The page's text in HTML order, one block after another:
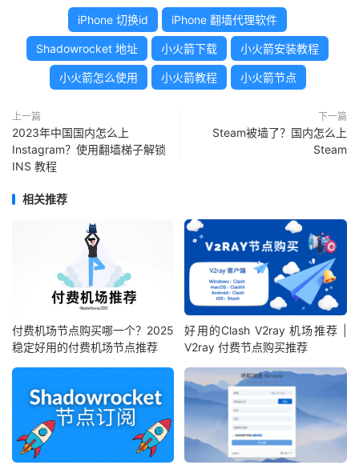
iPhone 切换id iPhone 翻墙代理软件
Shadowrocket 地址 小火箭下载 小火箭安装教程
小火箭怎么使用 小火箭教程 小火箭节点
上一篇
2023年中国国内怎么上
Instagram？使用翻墙梯子解锁
INS 教程
下一篇
Steam被墙了？国内怎么上
Steam
相关推荐
付费机场节点购买哪一个？2025
稳定好用的付费机场节点推荐
好用的Clash V2ray 机场推荐 |
V2ray 付费节点购买推荐